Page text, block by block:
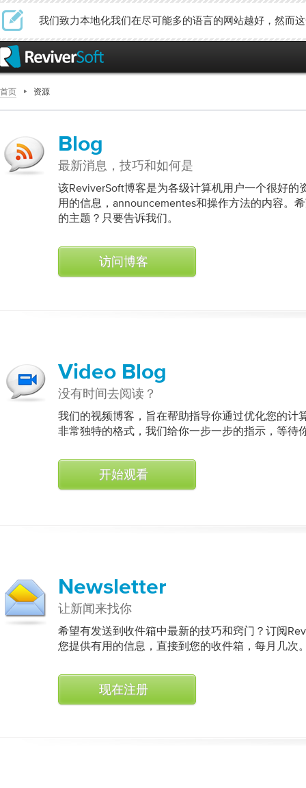
我们致力本地化我们在尽可能多的语言的网站越好，然而
首页 资源
Blog
最新消息，技巧和如何是
该ReviverSoft博客是为各级计算机用户一个很好的
用的信息，announcementes和操作方法的内容。
的主题？只要告诉我们。
访问博客
Video Blog
没有时间去阅读？
我们的视频博客，旨在帮助指导你通过优化您的计
非常独特的格式，我们给你一步一步的指示，等待
开始观看
Newsletter
让新闻来找你
希望有发送到收件箱中最新的技巧和窍门？订阅
您提供有用的信息，直接到您的收件箱，每月几次
现在注册